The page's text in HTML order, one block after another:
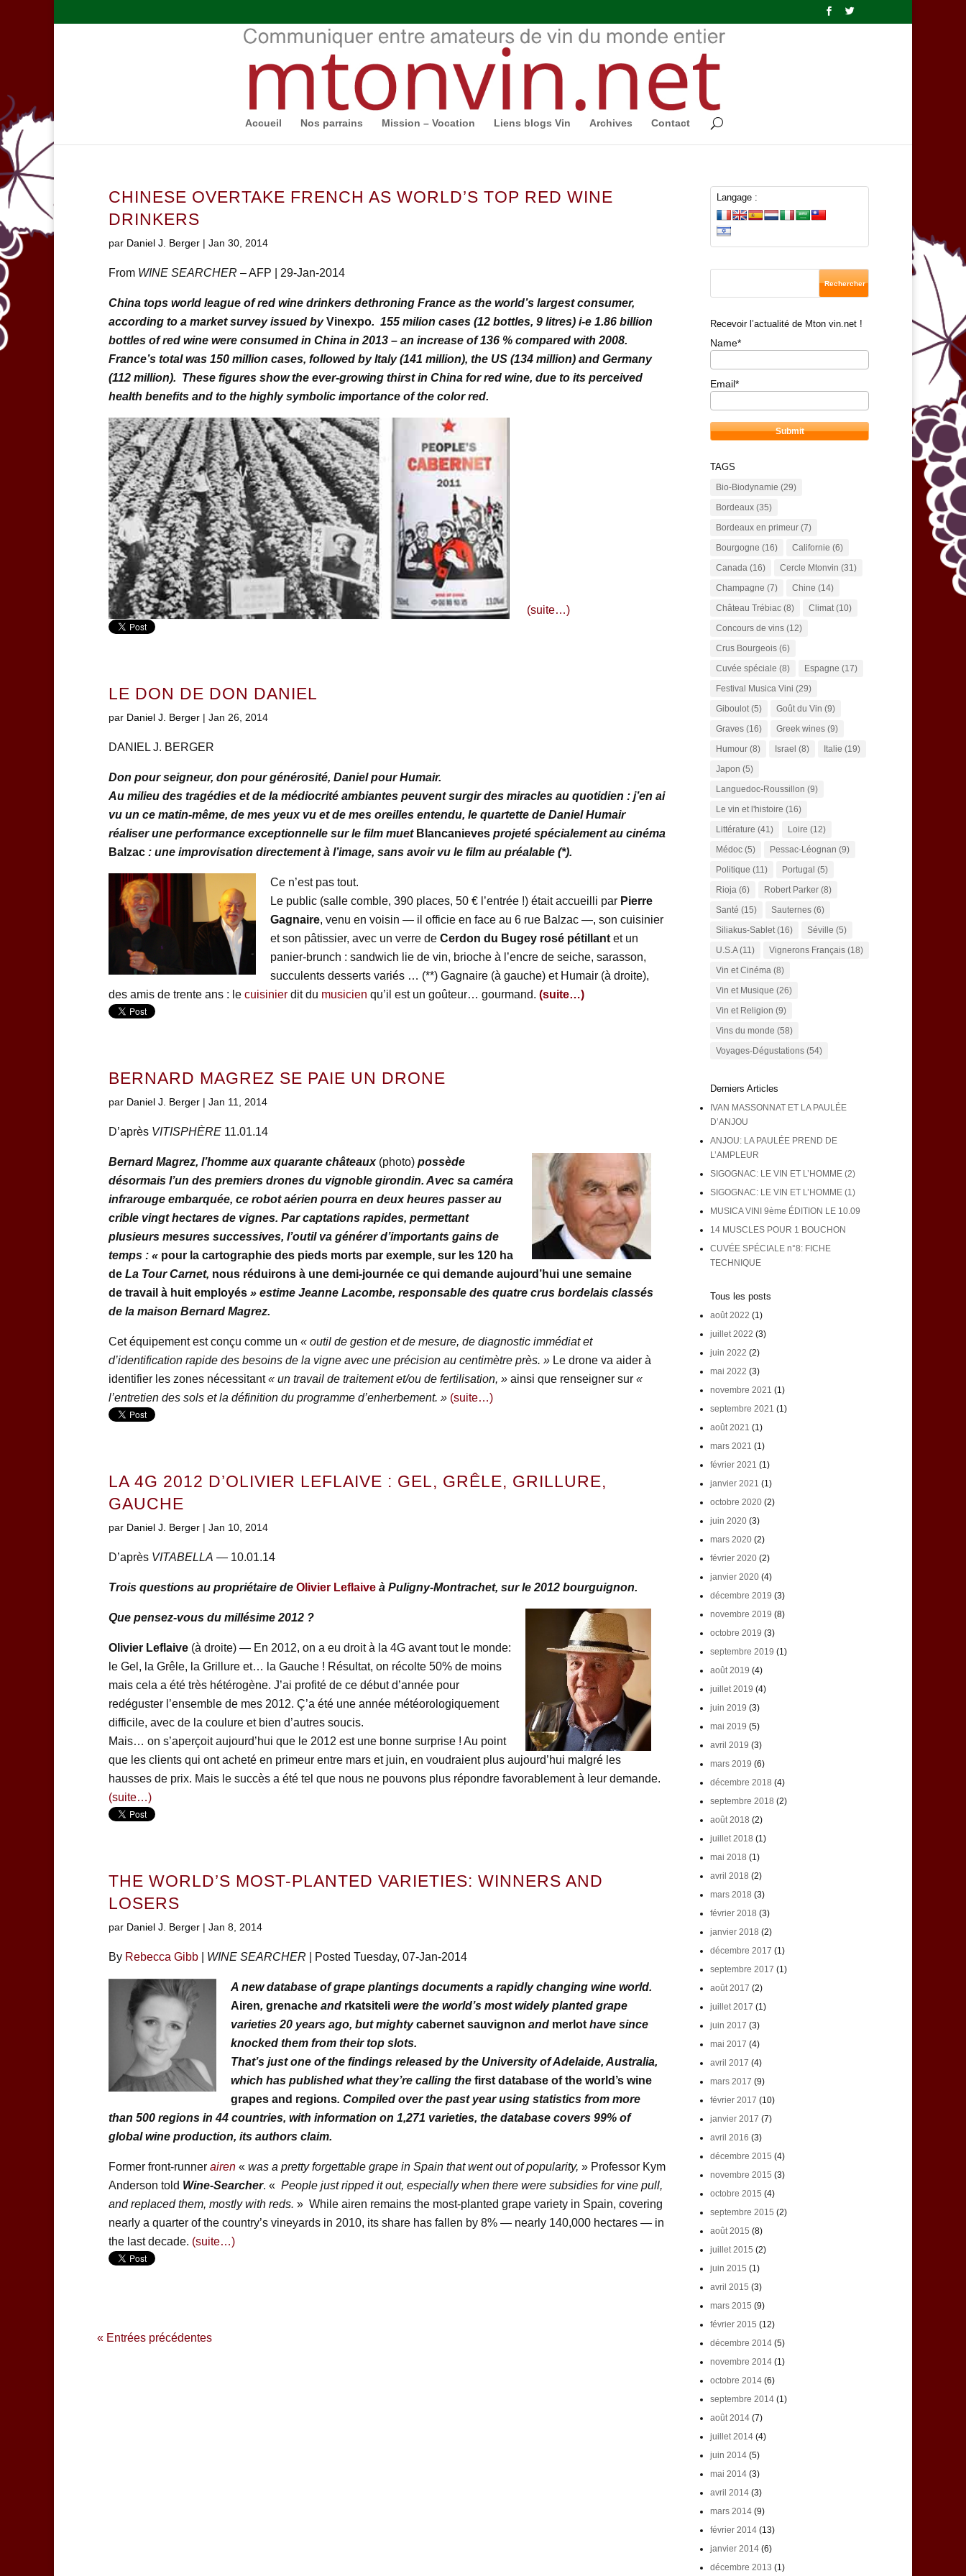
Accueil Nos parrains Mission – Vocation Liens blogs Vin Archives Contact
CHINESE OVERTAKE FRENCH AS WORLD’S TOP RED WINE
DRINKERS
par Daniel J. Berger| Jan 30, 2014
FromWINE SEARCHER – AFP | 29-Jan-2014
China tops world league of red wine drinkers dethroning France as the world’s largest consumer,
according to a market survey issued byVinexpo. 155 milion cases (12 bottles, 9 litres) i-e 1.86 billion
bottles of red wine were consumed in China in 2013 – an increase of 136 % compared with 2008.
France’s total was 150 million cases, followed by Italy (141 million), the US (134 million) and Germany
(112 million). These figures show the ever-growing thirst in China for red wine, due to its perceived
health benefits and to the highly symbolic importance of the color red.
(suite…)
LE DON DE DON DANIEL
par Daniel J. Berger| Jan 26, 2014
DANIEL J. BERGER
Don pour seigneur, don pour générosité, Daniel pour Humair.
Au milieu des tragédies et de la médiocrité ambiantes peuvent surgir des miracles au quotidien : j’en ai
vu un ce matin-même, de mes yeux vu et de mes oreilles entendu, le quartette de Daniel Humair
réaliser une performance exceptionnelle sur le film muet Blancanievesprojeté spécialement au cinéma
Balzac: une improvisation directement à l’image, sans avoir vu le film au préalable (*).
Ce n’est pas tout.
Le public (salle comble, 390 places, 50 € l’entrée !) était accueilli par Pierre
Gagnaire, venu en voisin — il officie en face au 6 rue Balzac —, son cuisinier
et son pâtissier, avec un verre de Cerdon du Bugey rosé pétillant et un
panier-brunch : sandwich lie de vin, brioche à l’encre de seiche, sarasson,
succulents desserts variés … (**) Gagnaire (à gauche) et Humair (à droite),
des amis de trente ans : le cuisinierdit du musicien qu’il est un goûteur… gourmand. (suite…)
BERNARD MAGREZ SE PAIE UN DRONE
par Daniel J. Berger| Jan 11, 2014
D’après VITISPHÈRE11.01.14
Bernard Magrez, l’homme aux quarante châteaux (photo) possède
désormais l’un des premiers drones du vignoble girondin. Avec sa caméra
infrarouge embarquée, ce robot aérien pourra en deux heures passer au
crible vingt hectares de vignes. Par captations rapides, permettant
plusieurs mesures successives, l’outil va générer d’importants gains de
temps : « pour la cartographie des pieds morts par exemple, sur les 120 ha
de La Tour Carnet, nous réduirons à une demi-journée ce qui demande aujourd’hui une semaine
de travail à huit employés » estime Jeanne Lacombe, responsable des quatre crus bordelais classés
de la maison Bernard Magrez.
Cet équipement est conçu comme un « outil de gestion et de mesure, de diagnostic immédiat et
d’identification rapide des besoins de la vigne avec une précision au centimètre près. »Le drone va aider à
identifier les zones nécessitant « un travail de traitement et/ou de fertilisation, » ainsi que renseigner sur «
l’entretien des sols et la définition du programme d’enherbement. » (suite…)
LA 4G 2012 D’OLIVIER LEFLAIVE : GEL, GRÊLE, GRILLURE,
GAUCHE
par Daniel J. Berger| Jan 10, 2014
D’après VITABELLA — 10.01.14
Trois questions au propriétaire de Olivier Leflaiveà Puligny-Montrachet, sur le 2012 bourguignon.
Que pensez-vous du millésime 2012 ?
Olivier Leflaive(à droite) — En 2012, on a eu droit à la 4G avant tout le monde:
le Gel, la Grêle, la Grillure et… la Gauche ! Résultat, on récolte 50% de moins
mais cela a été très hétérogène. J’ai profité de ce début d’année pour
redéguster l’ensemble de mes 2012. Ç’a été une année météorologiquement
difficile, avec de la coulure et bien d’autres soucis.
Mais… on s’aperçoit aujourd’hui que le 2012 est une bonne surprise ! Au point
que les clients qui ont acheté en primeur entre mars et juin, en voudraient plus aujourd’hui malgré les
hausses de prix. Mais le succès a été tel que nous ne pouvons plus répondre favorablement à leur demande.
(suite…)
THE WORLD’S MOST-PLANTED VARIETIES: WINNERS AND
LOSERS
par Daniel J. Berger| Jan 8, 2014
By Rebecca Gibb| WINE SEARCHER | Posted Tuesday, 07-Jan-2014
A new database of grape plantings documents a rapidly changing wine world.
Airen, grenacheand rkatsiteliwere the world’s most widely planted grape
varieties 20 years ago, but mightycabernet sauvignon and merlothave since
knocked them from their top slots.
That’s just one of the findings released by the University of Adelaide, Australia,
which has published what they’re calling the first database of the world’s wine
grapes and regions. Compiled over the past year using statistics from more
than 500 regions in 44 countries, with information on 1,271 varieties, the database covers 99% of
global wine production, its authors claim.
Former front-runner airen« was a pretty forgettable grape in Spain that went out of popularity, » Professor Kym
Anderson told Wine-Searcher. « People just ripped it out, especially when there were subsidies for vine pull,
and replaced them, mostly with reds. » While airen remains the most-planted grape variety in Spain, covering
nearly a quarter of the country’s vineyards in 2010, its share has fallen by 8% — nearly 140,000 hectares — in
the last decade. (suite…)
« Entrées précédentes
Langage :
Recevoir l’actualité de Mton vin.net !
Name*
Email*
TAGS
Bio-Biodynamie (29)
Bordeaux(35)
Bordeaux en primeur(7)
Bourgogne (16) Californie (6)
Canada(16) Cercle Mtonvin (31)
Champagne (7) Chine (14)
Château Trébiac(8) Climat(10)
Concours de vins(12)
Crus Bourgeois(6)
Cuvée spéciale (8) Espagne (17)
Festival Musica Vini (29)
Giboulot(5) Goût du Vin (9)
Graves(16) Greek wines(9)
Humour(8) Israel (8) Italie (19)
Japon (5)
Languedoc-Roussillon (9)
Le vin et l'histoire (16)
Littérature (41) Loire (12)
Médoc(5) Pessac-Léognan (9)
Politique (11) Portugal (5)
Rioja(6) Robert Parker(8)
Santé (15) Sauternes(6)
Siliakus-Sablet(16) Séville (5)
U.S.A(11) Vignerons Français(18)
Vin et Cinéma(8)
Vin et Musique (26)
Vin et Religion (9)
Vins du monde (58)
Voyages-Dégustations(54)
Derniers Articles
IVAN MASSONNAT ET LA PAULÉE
D’ANJOU
ANJOU: LA PAULÉE PREND DE
L’AMPLEUR
SIGOGNAC: LE VIN ET L’HOMME (2)
SIGOGNAC: LE VIN ET L’HOMME (1)
MUSICA VINI 9ème ÉDITION LE 10.09
14 MUSCLES POUR 1 BOUCHON
CUVÉE SPÉCIALE n°8: FICHE
TECHNIQUE
Tous les posts
août 2022 (1)
juillet 2022 (3)
juin 2022 (2)
mai 2022 (3)
novembre 2021 (1)
septembre 2021 (1)
août 2021 (1)
mars 2021 (1)
février 2021 (1)
janvier 2021 (1)
octobre 2020(2)
juin 2020(3)
mars 2020(2)
février 2020(2)
janvier 2020(4)
décembre 2019 (3)
novembre 2019 (8)
octobre 2019 (3)
septembre 2019 (1)
août 2019 (4)
juillet 2019 (4)
juin 2019 (3)
mai 2019 (5)
avril 2019 (3)
mars 2019 (6)
décembre 2018 (4)
septembre 2018 (2)
août 2018 (2)
juillet 2018 (1)
mai 2018 (1)
avril 2018 (2)
mars 2018 (3)
février 2018 (3)
janvier 2018 (2)
décembre 2017 (1)
septembre 2017 (1)
août 2017 (2)
juillet 2017 (1)
juin 2017 (3)
mai 2017 (4)
avril 2017 (4)
mars 2017 (9)
février 2017 (10)
janvier 2017 (7)
avril 2016 (3)
décembre 2015 (4)
novembre 2015 (3)
octobre 2015 (4)
septembre 2015 (2)
août 2015 (8)
juillet 2015 (2)
juin 2015 (1)
avril 2015 (3)
mars 2015 (9)
février 2015 (12)
décembre 2014(5)
novembre 2014(1)
octobre 2014(6)
septembre 2014(1)
août 2014(7)
juillet 2014(4)
juin 2014(5)
mai 2014(3)
avril 2014(3)
mars 2014(9)
février 2014(13)
janvier 2014(6)
décembre 2013 (1)